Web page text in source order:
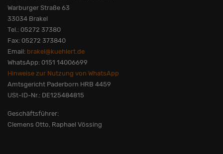
Warburger Straße 63
33034 Brakel
Tel.: 05272 37380
Fax: 05272 373840
Email: brakel@kuehlert.de
WhatsApp: 0151 14006699
Hinweise zur Nutzung von WhatsApp
Amtsgericht Paderborn HRB 4459
USt-ID-Nr.: DE125484815
Geschäftsführer:
Clemens Otto, Raphael Vössing